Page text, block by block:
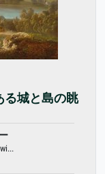
る城と島の眺